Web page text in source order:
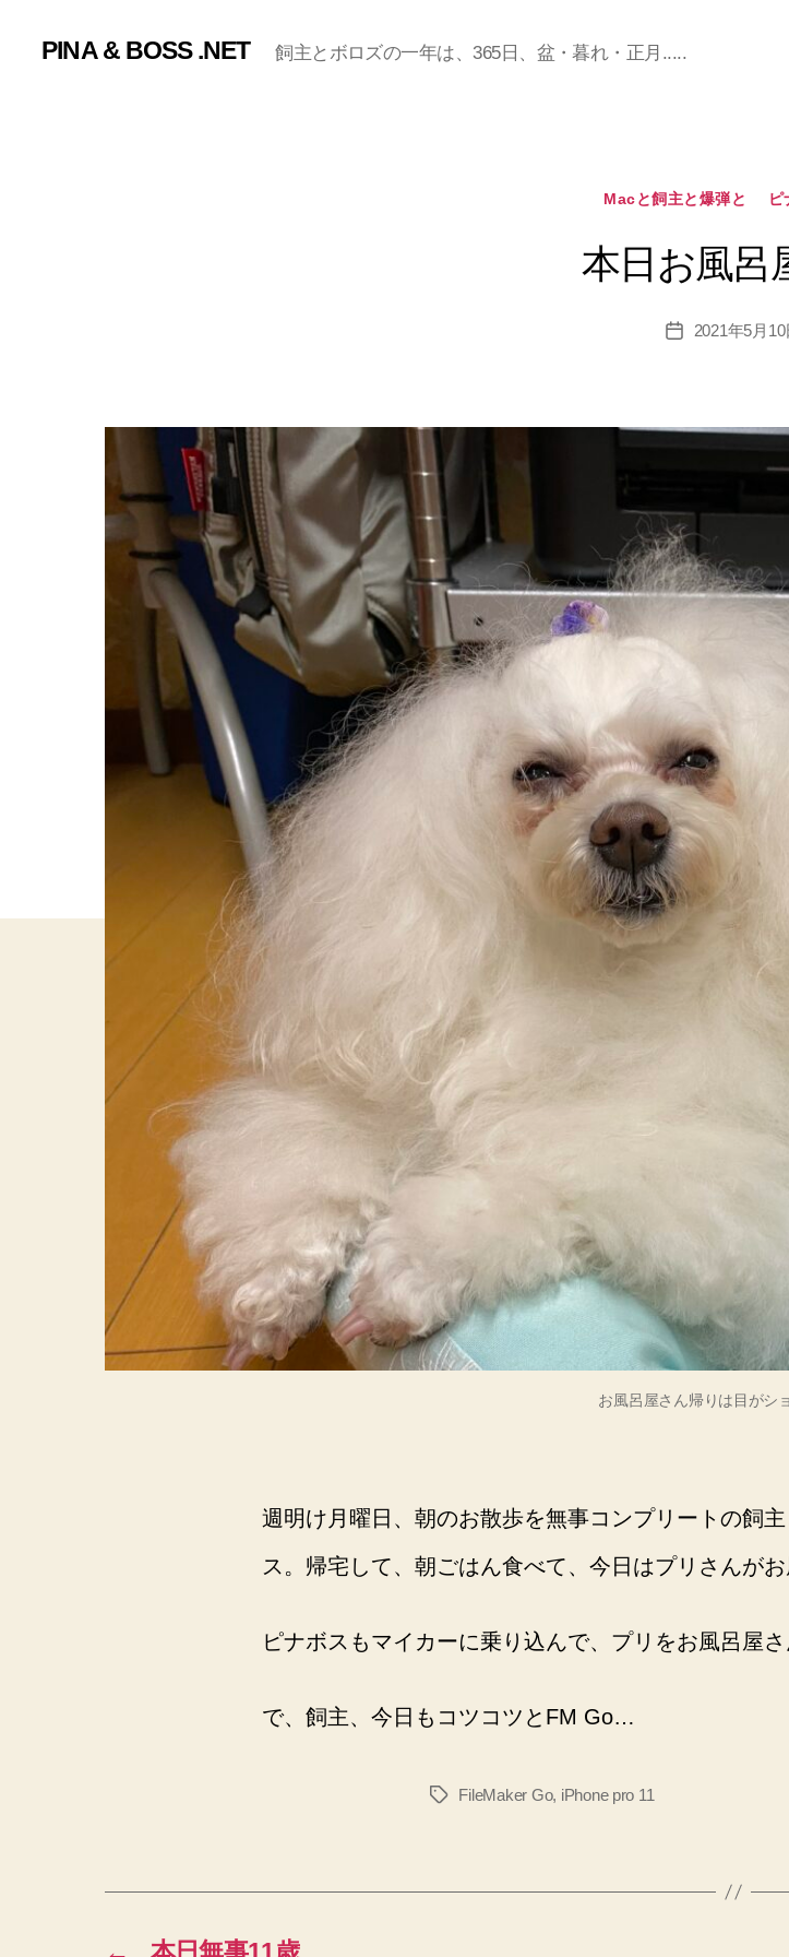
PINA & BOSS .NET 飼主とボロズの一年は、365日、盆・暮れ・正月.....
カ
テ
リ
ー
Macと飼主と爆弾と ピ
本日お風呂
投
2021年5月10
お風呂屋さん帰りは目がシ
週明け月曜日、朝のお散歩を無事コンプリートの飼
ス。帰宅して、朝ごはん食べて、今日はプリさんがお
ピナボスもマイカーに乗り込んで、プリをお風呂屋
で、飼主、今日もコツコツとFM Go…
タ
FileMaker Go, iPhone pro 11
← 本日無事11歳